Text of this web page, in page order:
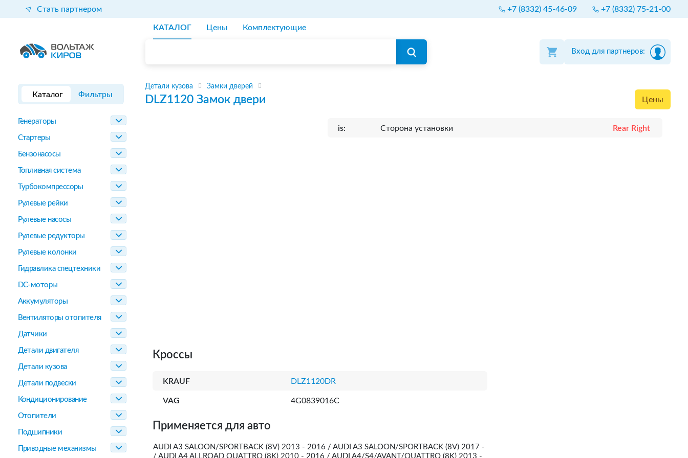
Стать партнером +7 (8332) 45-46-09 +7 (8332) 75-21-00
КАТАЛОГ Цены Комплектующие
Вход для партнеров:
Каталог Фильтры
Генераторы
Стартеры
Бензонасосы
Топливная система
Турбокомпрессоры
Рулевые рейки
Рулевые насосы
Рулевые редукторы
Рулевые колонки
Гидравлика спецтехники
DC-моторы
Аккумуляторы
Вентиляторы отопителя
Датчики
Детали двигателя
Детали кузова
Детали подвески
Кондиционирование
Отопители
Подшипники
Приводные механизмы
Детали кузова Замки дверей
DLZ1120 Замок двери Цены
is: Сторона установки Rear Right
Кроссы
KRAUF DLZ1120DR
VAG 4G0839016C
Применяется для авто
AUDI A3 SALOON/SPORTBACK (8V) 2013 - 2016 / AUDI A3 SALOON/SPORTBACK (8V) 2017 -
/ AUDI A4 ALLROAD QUATTRO (8K) 2010 - 2016 / AUDI A4/S4/AVANT/QUATTRO (8K) 2013 -